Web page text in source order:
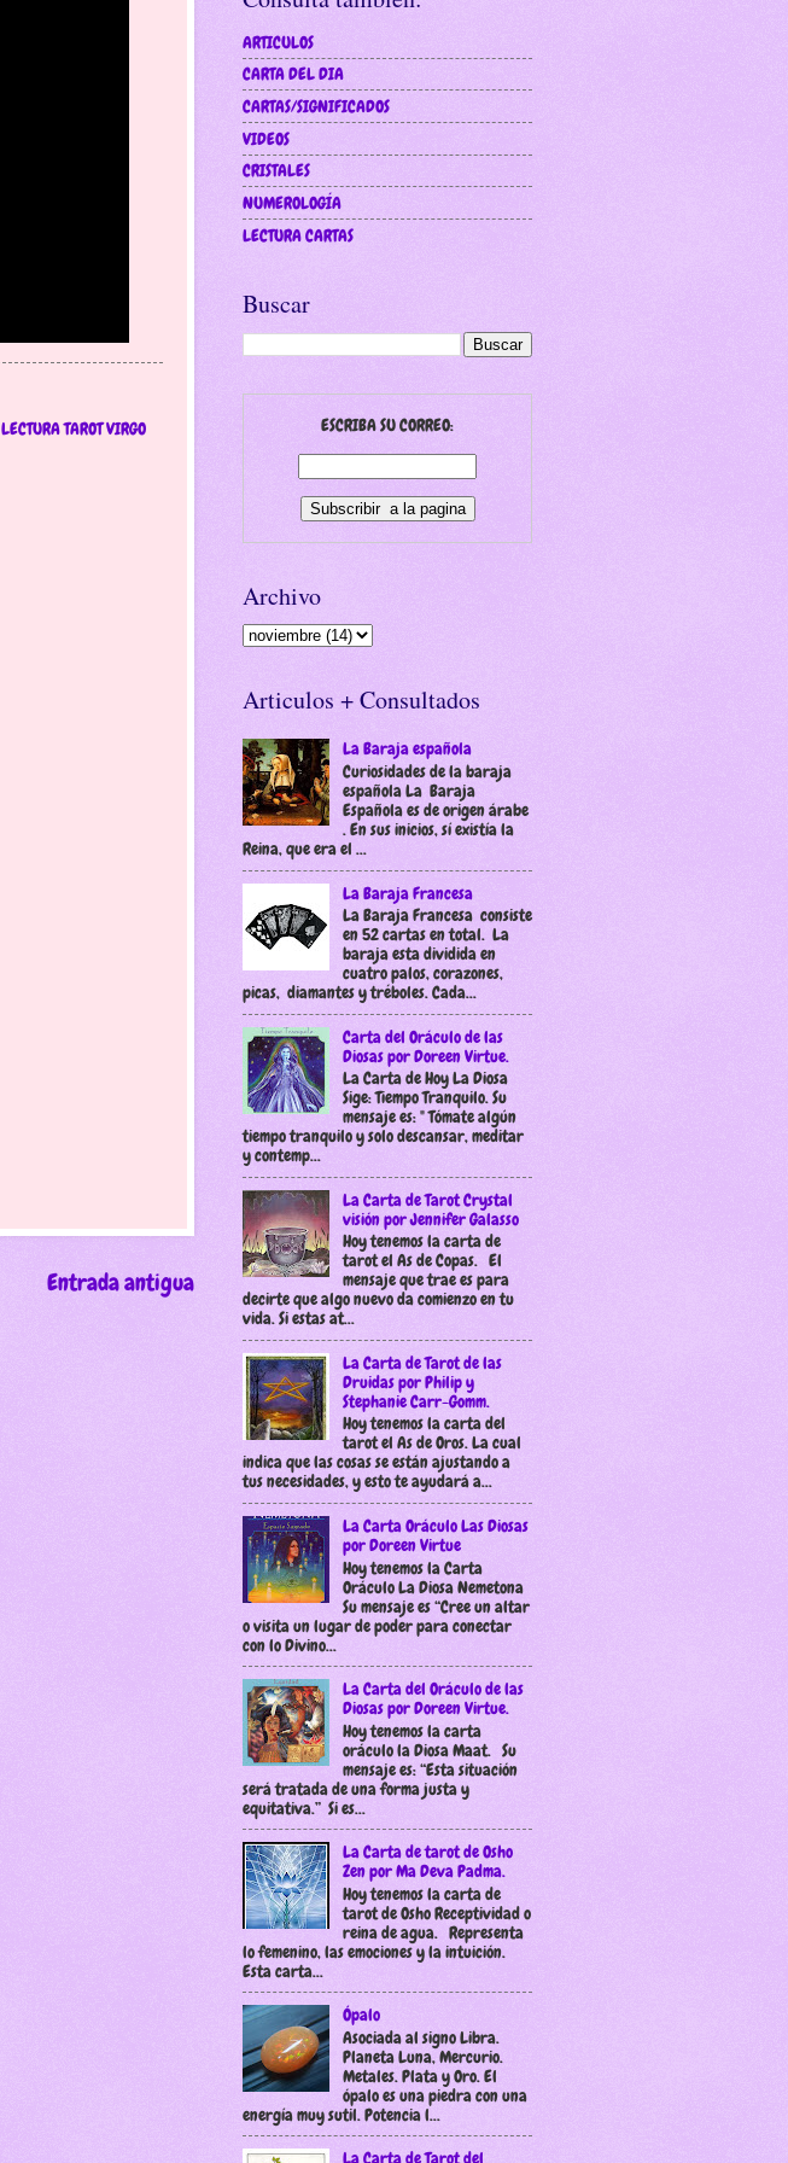
LECTURA TAROT VIRGO
Entrada antigua
ARTICULOS
CARTA DEL DIA
CARTAS/SIGNIFICADOS
VIDEOS
CRISTALES
NUMEROLOGÍA
LECTURA CARTAS
Buscar
ESCRIBA SU CORREO:
Archivo
Articulos + Consultados
La Baraja española
Curiosidades de la baraja
española La Baraja
Española es de origen árabe
. En sus inicios, sí existía la
Reina, que era el ...
La Baraja Francesa
La Baraja Francesa consiste
en 52 cartas en total. La
baraja esta dividida en
cuatro palos, corazones,
picas, diamantes y tréboles. Cada...
Carta del Oráculo de las
Diosas por Doreen Virtue.
La Carta de Hoy La Diosa
Sige: Tiempo Tranquilo. Su
mensaje es: " Tómate algún
tiempo tranquilo y solo descansar, meditar
y contemp...
La Carta de Tarot Crystal
visión por Jennifer Galasso
Hoy tenemos la carta de
tarot el As de Copas. El
mensaje que trae es para
decirte que algo nuevo da comienzo en tu
vida. Si estas at...
La Carta de Tarot de las
Druidas por Philip y
Stephanie Carr-Gomm.
Hoy tenemos la carta del
tarot el As de Oros. La cual
indica que las cosas se están ajustando a
tus necesidades, y esto te ayudará a...
La Carta Oráculo Las Diosas
por Doreen Virtue
Hoy tenemos la Carta
Oráculo La Diosa Nemetona
Su mensaje es “Cree un altar
o visita un lugar de poder para conectar
con lo Divino...
La Carta del Oráculo de las
Diosas por Doreen Virtue.
Hoy tenemos la carta
oráculo la Diosa Maat. Su
mensaje es: “Esta situación
será tratada de una forma justa y
equitativa.” Si es...
La Carta de tarot de Osho
Zen por Ma Deva Padma.
Hoy tenemos la carta de
tarot de Osho Receptividad o
reina de agua. Representa
lo femenino, las emociones y la intuición.
Esta carta...
Ópalo
Asociada al signo Libra.
Planeta Luna, Mercurio.
Metales. Plata y Oro. El
ópalo es una piedra con una
energía muy sutil. Potencia l...
La Carta de Tarot del